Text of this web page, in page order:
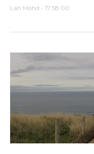
Lah Mohd - 17:58:00